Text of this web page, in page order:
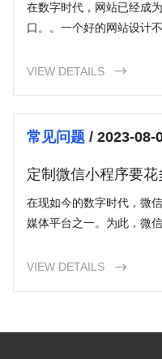
在数字时代，网站已经成
口。。一个好的网站设计
VIEW DETAILS 
常见问题/ 2023-08-
定制微信小程序要花
在现如今的数字时代，微
媒体平台之一。为此，微
人对于定制微信小程序的
VIEW DETAILS 